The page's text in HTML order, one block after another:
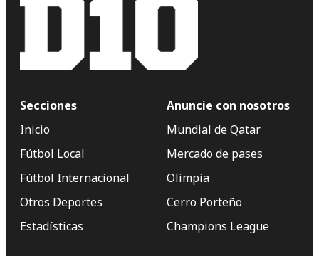
Secciones
Inicio
Fútbol Local
Fútbol Internacional
Otros Deportes
Estadísticas
Anuncie con nosotros
Mundial de Qatar
Mercado de pases
Olimpia
Cerro Porteño
Champions League